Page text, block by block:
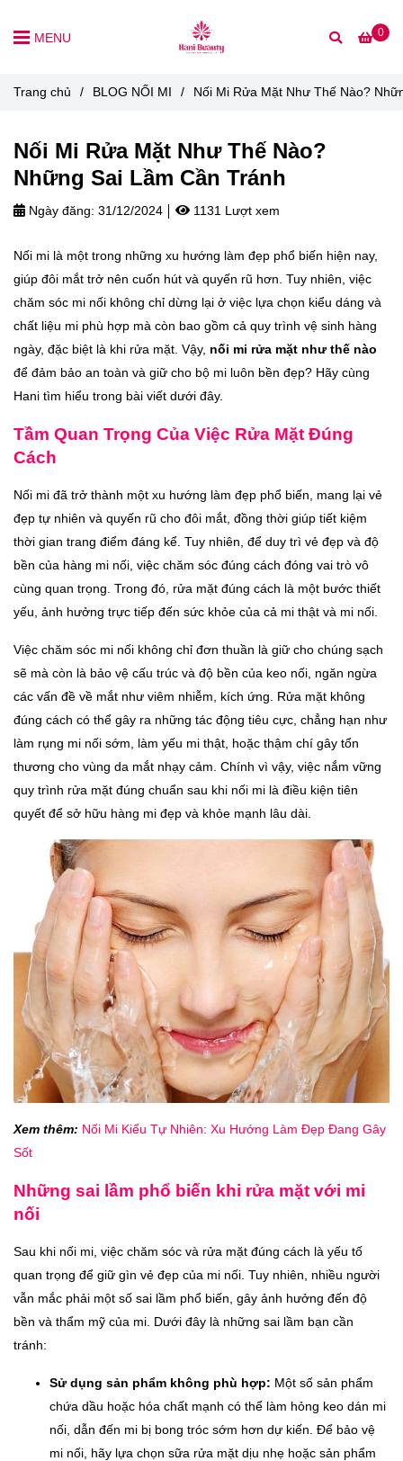
0
MENU
Trang chủ / BLOG NỐI MI / Nối Mi Rửa Mặt Như Thế Nào?
Nối Mi Rửa Mặt Như Thế Nào?
Những Sai Lầm Cần Tránh
Ngày đăng: 31/12/2024 1131 Lượt xem
Nối mi là một trong những xu hướng làm đẹp phổ biến hiện nay,
giúp đôi mắt trở nên cuốn hút và quyến rũ hơn. Tuy nhiên, việc
chăm sóc mi nối không chỉ dừng lại ở việc lựa chọn kiểu dáng và
chất liệu mi phù hợp mà còn bao gồm cả quy trình vệ sinh hàng
ngày, đặc biệt là khi rửa mặt. Vậy, nối mi rửa mặt như thế nào
để đảm bảo an toàn và giữ cho bộ mi luôn bền đẹp? Hãy cùng
Hani tìm hiểu trong bài viết dưới đây.
Tầm Quan Trọng Của Việc Rửa Mặt Đúng
Cách
Nối mi đã trở thành một xu hướng làm đẹp phổ biến, mang lại vẻ
đẹp tự nhiên và quyến rũ cho đôi mắt, đồng thời giúp tiết kiệm
thời gian trang điểm đáng kể. Tuy nhiên, để duy trì vẻ đẹp và độ
bền của hàng mi nối, việc chăm sóc đúng cách đóng vai trò vô
cùng quan trọng. Trong đó, rửa mặt đúng cách là một bước thiết
yếu, ảnh hưởng trực tiếp đến sức khỏe của cả mi thật và mi nối.
Việc chăm sóc mi nối không chỉ đơn thuần là giữ cho chúng sạch
sẽ mà còn là bảo vệ cấu trúc và độ bền của keo nối, ngăn ngừa
các vấn đề về mắt như viêm nhiễm, kích ứng. Rửa mặt không
đúng cách có thể gây ra những tác động tiêu cực, chẳng hạn như
làm rụng mi nối sớm, làm yếu mi thật, hoặc thậm chí gây tổn
thương cho vùng da mắt nhạy cảm. Chính vì vậy, việc nắm vững
quy trình rửa mặt đúng chuẩn sau khi nối mi là điều kiện tiên
quyết để sở hữu hàng mi đẹp và khỏe mạnh lâu dài.
Xem thêm: Nối Mi Kiểu Tự Nhiên: Xu Hướng Làm Đẹp Đang Gây
Sốt
Những sai lầm phổ biến khi rửa mặt với mi
nối
Sau khi nối mi, việc chăm sóc và rửa mặt đúng cách là yếu tố
quan trọng để giữ gìn vẻ đẹp của mi nối. Tuy nhiên, nhiều người
vẫn mắc phải một số sai lầm phổ biến, gây ảnh hưởng đến độ
bền và thẩm mỹ của mi. Dưới đây là những sai lầm bạn cần
tránh:
Sử dụng sản phẩm không phù hợp: Một số sản phẩm
chứa dầu hoặc hóa chất mạnh có thể làm hỏng keo dán mi
nối, dẫn đến mi bị bong tróc sớm hơn dự kiến. Để bảo vệ
mi nối, hãy lựa chọn sữa rửa mặt dịu nhẹ hoặc sản phẩm